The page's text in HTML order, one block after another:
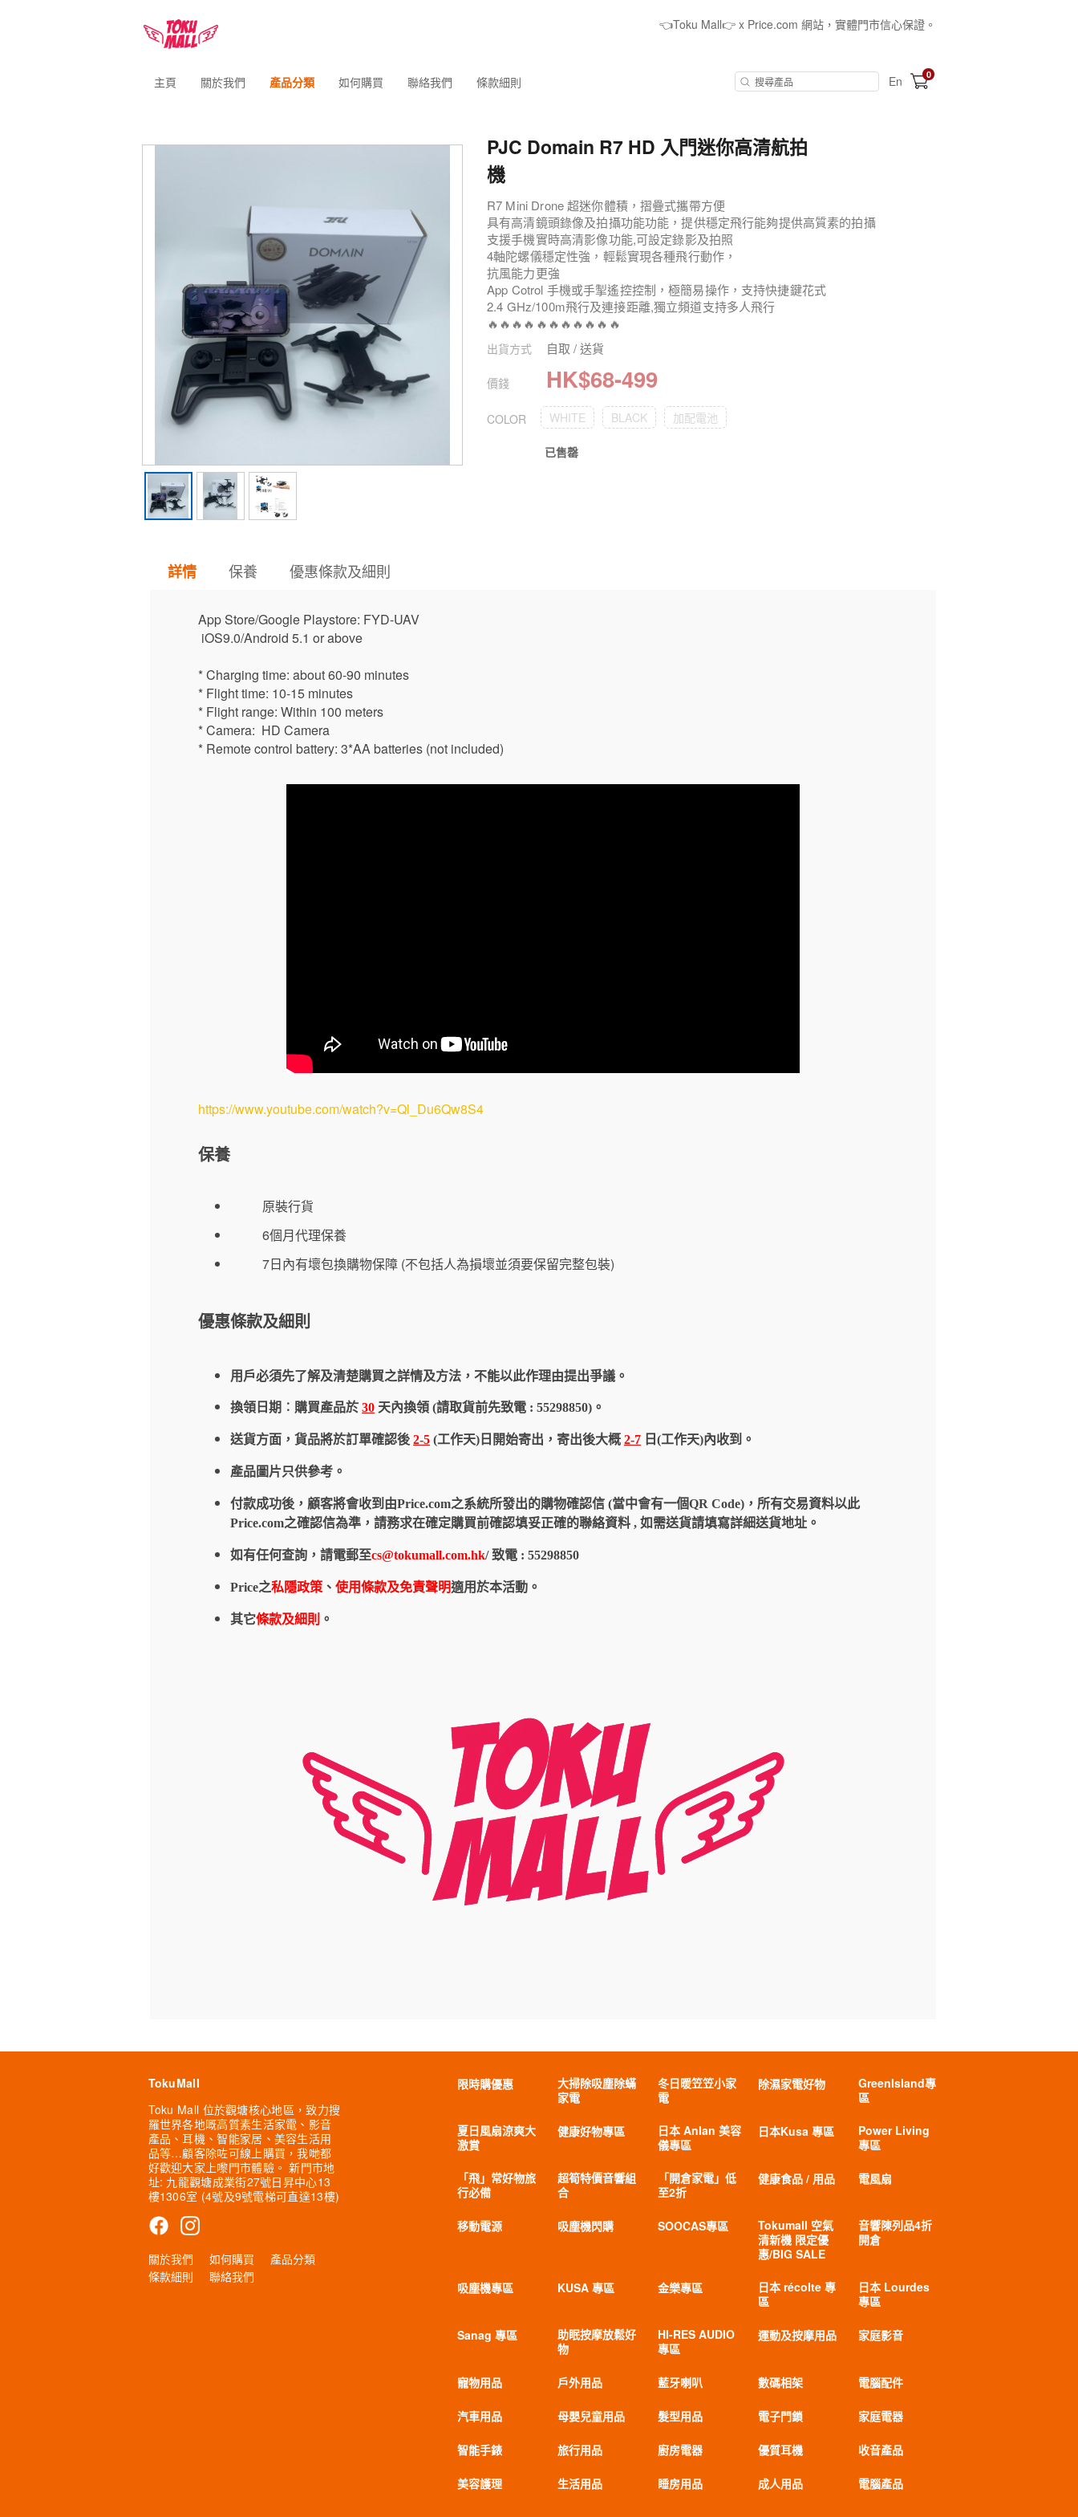
👈Toku Mall👉 x Price.com 網站，實體門市信心保證。
主頁 關於我們 產品分類 如何購買 聯絡我們 條款細則 En 0
PJC Domain R7 HD 入門迷你高清航拍
機
R7 Mini Drone 超迷你體積，摺疊式攜帶方便
具有高清鏡頭錄像及拍攝功能功能，提供穩定飛行能夠提供高質素的拍攝
支援手機實時高清影像功能,可設定錄影及拍照
4軸陀螺儀穩定性強，輕鬆實現各種飛行動作，
抗風能力更強
App Cotrol 手機或手掣遙控控制，極簡易操作，支持快捷鍵花式
2.4 GHz/100m飛行及連接距離,獨立頻道支持多人飛行
🔥🔥🔥🔥🔥🔥🔥🔥🔥🔥🔥
出貨方式 自取 / 送貨
價錢 HK$68-499
COLOR WHITE BLACK 加配電池
已售罄
詳情 保養 優惠條款及細則
App Store/Google Playstore: FYD-UAV
iOS9.0/Android 5.1 or above
* Charging time: about 60-90 minutes
* Flight time: 10-15 minutes
* Flight range: Within 100 meters
* Camera: HD Camera
* Remote control battery: 3*AA batteries (not included)
https://www.youtube.com/watch?v=Ql_Du6Qw8S4
保養
原裝行貨
6個月代理保養
7日內有壞包換購物保障 (不包括人為損壞並須要保留完整包裝)
優惠條款及細則
用戶必須先了解及清楚購買之詳情及方法，不能以此作理由提出爭議。
換領日期︰購買產品於 30 天內換領 (請取貨前先致電 : 55298850)。
送貨方面，貨品將於訂單確認後 2-5 (工作天)日開始寄出，寄出後大概 2-7 日(工作天)內收到。
產品圖片只供參考。
付款成功後，顧客將會收到由Price.com之系統所發出的購物確認信 (當中會有一個QR Code)，所有交易資料以此
Price.com之確認信為準，請務求在確定購買前確認填妥正確的聯絡資料 , 如需送貨請填寫詳細送貨地址。
如有任何查詢，請電郵至cs@tokumall.com.hk/ 致電 : 55298850
Price之私隱政策 、 使用條款及免責聲明適用於本活動。
其它條款及細則 。
TokuMall
Toku Mall 位於觀塘核心地區，致力搜
羅世界各地嘅高質素生活家電、影音
產品、耳機、智能家居、美容生活用
品等…顧客除咗可線上購買，我哋都
好歡迎大家上嚟門市體驗。 新門市地
址: 九龍觀塘成業街27號日昇中心13
樓1306室 (4號及9號電梯可直達13樓)
關於我們 如何購買
產品分類
條款細則
聯絡我們
限時購優惠
大掃除吸塵除蟎
家電
冬日暖笠笠小家
電
除濕家電好物
GreenIsland專
區
夏日風扇涼爽大
激賞
健康好物專區
日本 Anlan 美容
儀專區
日本Kusa 專區
Power Living
專區
「飛」常好物旅
行必備
超筍特價音響組
合
「開倉家電」低
至2折
健康食品 / 用品 電風扇
移動電源 吸塵機閃購 SOOCAS專區
Tokumall 空氣
清新機 限定優
惠/BIG SALE
音響陳列品4折
開倉
吸塵機專區 KUSA 專區 金樂專區
日本 récolte 專
區
日本 Lourdes
專區
Sanag 專區
助眠按摩放鬆好
物
HI-RES AUDIO
專區
運動及按摩用品 家庭影音
寵物用品 戶外用品 藍牙喇叭 數碼相架 電腦配件
汽車用品 母嬰兒童用品 髮型用品 電子門鎖 家庭電器
智能手錶 旅行用品 廚房電器 優質耳機 收音產品
美容護理 生活用品 睡房用品 成人用品 電腦產品